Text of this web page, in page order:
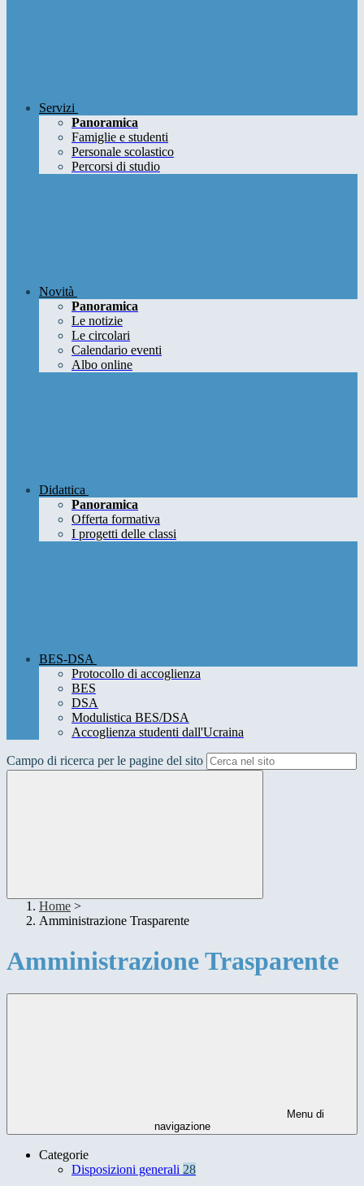
Servizi
Panoramica
Famiglie e studenti
Personale scolastico
Percorsi di studio
Novità
Panoramica
Le notizie
Le circolari
Calendario eventi
Albo online
Didattica
Panoramica
Offerta formativa
I progetti delle classi
BES-DSA
Protocollo di accoglienza
BES
DSA
Modulistica BES/DSA
Accoglienza studenti dall'Ucraina
Campo di ricerca per le pagine del sito
Home >
Amministrazione Trasparente
Amministrazione Trasparente
Menu di
navigazione
Categorie
Disposizioni generali 28